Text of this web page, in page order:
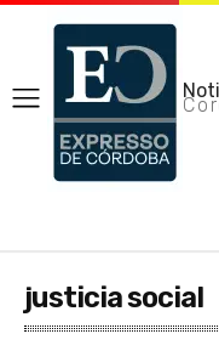
justicia social